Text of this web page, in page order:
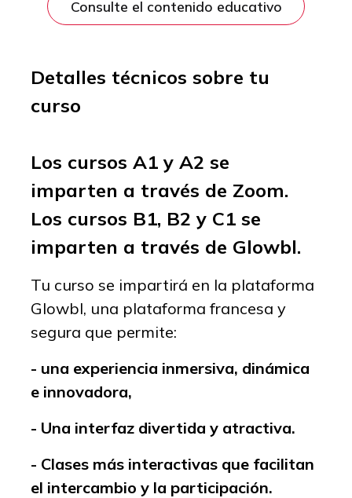
Consulte el contenido educativo
Detalles técnicos sobre tu
curso
Los cursos A1 y A2 se
imparten a través de Zoom.
Los cursos B1, B2 y C1 se
imparten a través de Glowbl.
Tu curso se impartirá en la plataforma
Glowbl, una plataforma francesa y
segura que permite:
- una experiencia inmersiva, dinámica
e innovadora,
- Una interfaz divertida y atractiva.
- Clases más interactivas que facilitan
el intercambio y la participación.